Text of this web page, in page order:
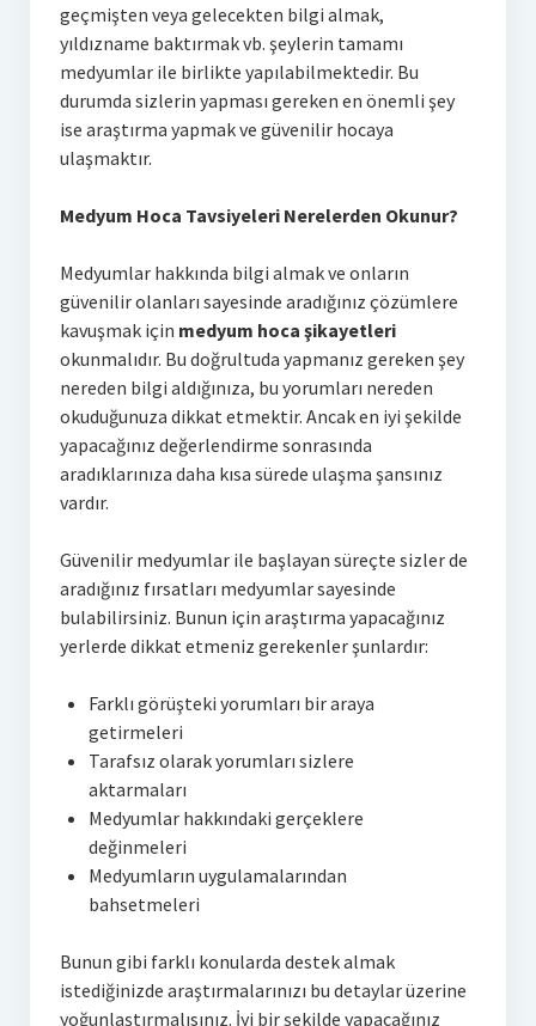
geçmişten veya gelecekten bilgi almak,
yıldızname baktırmak vb. şeylerin tamamı
medyumlar ile birlikte yapılabilmektedir. Bu
durumda sizlerin yapması gereken en önemli şey
ise araştırma yapmak ve güvenilir hocaya
ulaşmaktır.
Medyum Hoca Tavsiyeleri Nerelerden Okunur?
Medyumlar hakkında bilgi almak ve onların
güvenilir olanları sayesinde aradığınız çözümlere
kavuşmak için medyum hoca şikayetleri
okunmalıdır. Bu doğrultuda yapmanız gereken şey
nereden bilgi aldığınıza, bu yorumları nereden
okuduğunuza dikkat etmektir. Ancak en iyi şekilde
yapacağınız değerlendirme sonrasında
aradıklarınıza daha kısa sürede ulaşma şansınız
vardır.
Güvenilir medyumlar ile başlayan süreçte sizler de
aradığınız fırsatları medyumlar sayesinde
bulabilirsiniz. Bunun için araştırma yapacağınız
yerlerde dikkat etmeniz gerekenler şunlardır:
Farklı görüşteki yorumları bir araya
getirmeleri
Tarafsız olarak yorumları sizlere
aktarmaları
Medyumlar hakkındaki gerçeklere
değinmeleri
Medyumların uygulamalarından
bahsetmeleri
Bunun gibi farklı konularda destek almak
istediğinizde araştırmalarınızı bu detaylar üzerine
yoğunlaştırmalısınız. İyi bir şekilde yapacağınız